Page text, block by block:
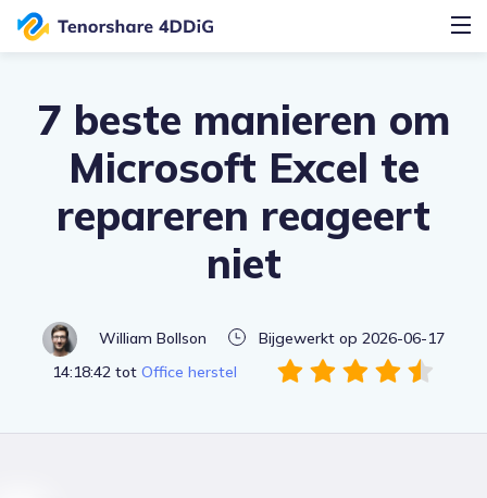
7 beste manieren om
Microsoft Excel te
repareren reageert
niet
William Bollson
Bijgewerkt op 2026-06-17
14:18:42 tot Office herstel